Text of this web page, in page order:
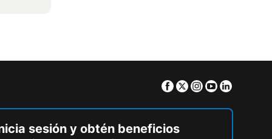
Facebook
TwitterInstagram
Youtube
sesión y obtén beneficios